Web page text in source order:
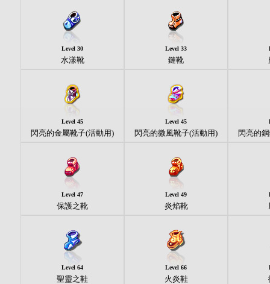
Level 30
水漾靴
Level 33
鏈靴
Level 45
閃亮的金屬靴子(活動用)
Level 45
閃亮的微風靴子(活動用) 閃亮的
Level 47
保護之靴
Level 49
炎焰靴
Level 64
聖靈之鞋
Level 66
火炎鞋